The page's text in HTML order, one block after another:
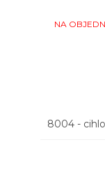
NA
8004 -